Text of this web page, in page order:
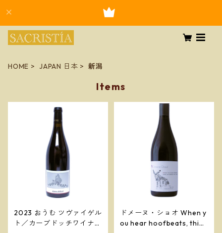
HOME JAPAN 日本 新潟
Items
2023 おうむ ツヴァイゲル
ト／カーブドッチワイナリ
ドメーヌ・ショオ When y
ou hear hoofbeats, think